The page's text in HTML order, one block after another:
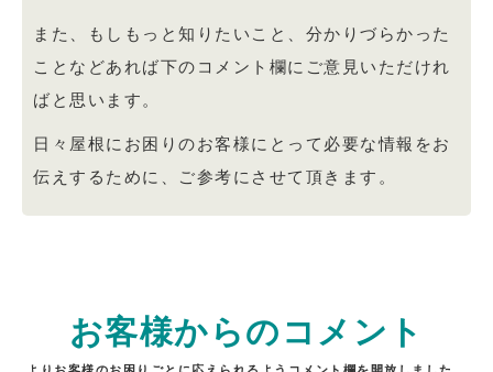
また、もしもっと知りたいこと、分かりづらかった
ことなどあれば下のコメント欄にご意見いただけれ
ばと思います。
日々屋根にお困りのお客様にとって必要な情報をお
伝えするために、ご参考にさせて頂きます。
お客様からのコメント